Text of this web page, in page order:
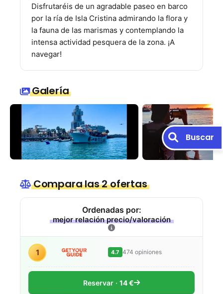
Disfrutaréis de un agradable paseo en barco
por la ría de Isla Cristina admirando la flora y
la fauna de las marismas y contemplando la
intensa actividad pesquera de la zona. ¡A
navegar!
Galería
Compara las 2 ofertas
Ordenadas por:
mejor relación precio/valoración
1 4.7 474 opiniones
Reservar 14 €
Buscar